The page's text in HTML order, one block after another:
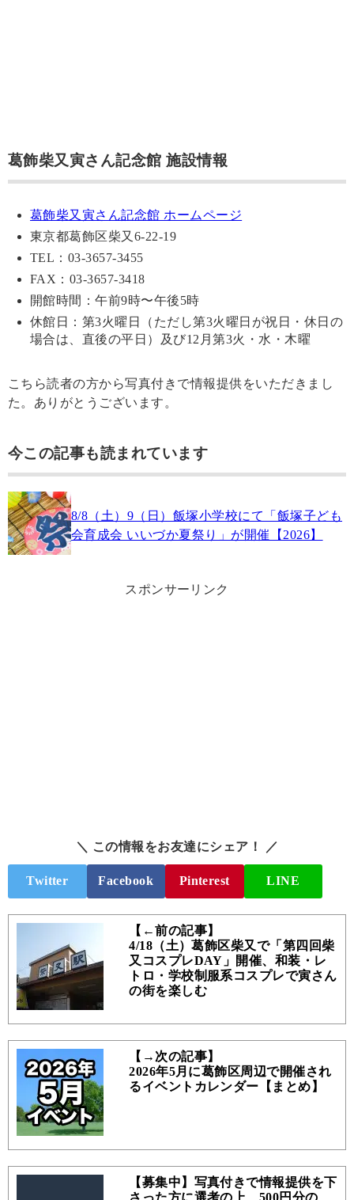
葛飾柴又寅さん記念館 施設情報
葛飾柴又寅さん記念館 ホームページ
東京都葛飾区柴又6-22-19
TEL：03-3657-3455
FAX：03-3657-3418
開館時間：午前9時〜午後5時
休館日：第3火曜日（ただし第3火曜日が祝日・休日の
場合は、直後の平日）及び12月第3火・水・木曜
こちら読者の方から写真付きで情報提供をいただきまし
た。ありがとうございます。
今この記事も読まれています
8/8（土）9（日）飯塚小学校にて「飯塚子ども
会育成会 いいづか夏祭り」が開催【2026】
スポンサーリンク
＼ この情報をお友達にシェア！ ／
Twitter Facebook Pinterest LINE
【←前の記事】
4/18（土）葛飾区柴又で「第四回柴
又コスプレDAY」開催、和装・レ
トロ・学校制服系コスプレで寅さん
の街を楽しむ
【→次の記事】
2026年5月に葛飾区周辺で開催され
るイベントカレンダー【まとめ】
【募集中】写真付きで情報提供を下
さった方に選考の上、500円分の